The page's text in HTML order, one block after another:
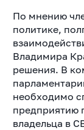
По мнению
политике,
Владимира
решения. В
необходимо
предприятию
владельца в